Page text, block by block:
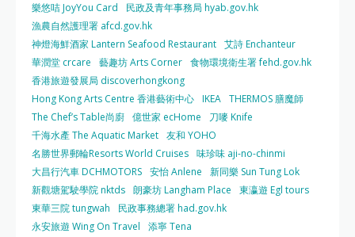
樂悠咭 JoyYou Card
民政及青年事務局 hyab.gov.hk
漁農自然護理署 afcd.gov.hk
神燈海鮮酒家 Lantern Seafood Restaurant 艾詩 Enchanteur
華潤堂 crcare
藝趣坊 Arts Corner 食物環境衛生署 fehd.gov.hk
香港旅遊發展局 discoverhongkong
Hong Kong Arts Centre 香港藝術中心 IKEA THERMOS 膳魔師
The Chef’s Table尚廚 億世家 ecHome
刀嘜 Knife
千海水產 The Aquatic Market 友和 YOHO
名勝世界郵輪Resorts World Cruises 味珍味 aji-no-chinmi
大昌行汽車 DCHMOTORS 安怡 Anlene
新同樂 Sun Tung Lok
新觀塘駕駛學院 nktds 朗豪坊 Langham Place
東瀛遊 Egl tours
東華三院 tungwah
民政事務總署 had.gov.hk
永安旅遊 Wing On Travel
添寧 Tena